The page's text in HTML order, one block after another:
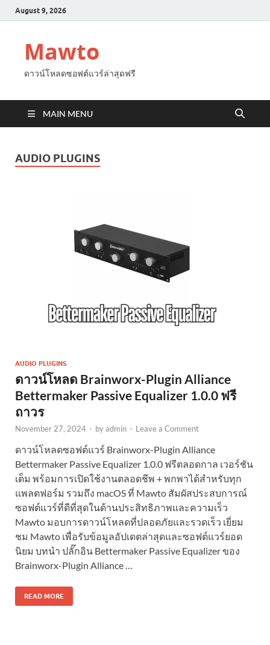
August 9, 2026
Mawto
ดาวน์โหลดซอฟต์แวร์ล่าสุดฟรี
MAIN MENU
AUDIO PLUGINS
AUDIO PLUGINS
ดาวน์โหลด Brainworx-Plugin Alliance
Bettermaker Passive Equalizer 1.0.0 ฟรี
ถาวร
November 27, 2024 - byadmin - Leave a Comment
ดาวน์โหลดซอฟต์แวร์ Brainworx-Plugin Alliance
Bettermaker Passive Equalizer 1.0.0 ฟรีตลอดกาล เวอร์ชัน
เต็ม พร้อมการเปิดใช้งานตลอดชีพ + พกพาได้สำหรับทุก
แพลตฟอร์ม รวมถึง macOS ที่ Mawto สัมผัสประสบการณ์
ซอฟต์แวร์ที่ดีที่สุดในด้านประสิทธิภาพและความเร็ว
Mawto มอบการดาวน์โหลดที่ปลอดภัยและรวดเร็ว เยี่ยม
ชม Mawto เพื่อรับข้อมูลอัปเดตล่าสุดและซอฟต์แวร์ยอด
นิยม บทนำ ปลั๊กอิน Bettermaker Passive Equalizer ของ
Brainworx-Plugin Alliance …
READ MORE